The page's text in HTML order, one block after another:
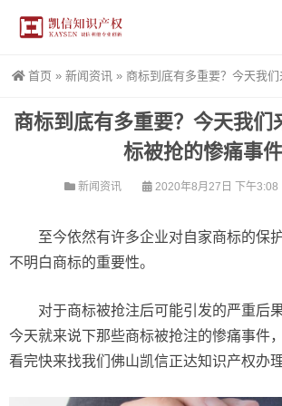
首页 » 新闻资讯 » 商标到底有多重要？今天我们来说
商标到底有多重要？今天我们
标被抢的惨痛事件
新闻资讯 2020年8月27日 下午3:08
至今依然有许多企业对自家商标的保
不明白商标的重要性。
对于商标被抢注后可能引发的严重后
今天就来说下那些商标被抢注的惨痛事件
看完快来找我们佛山凯信正达知识产权办